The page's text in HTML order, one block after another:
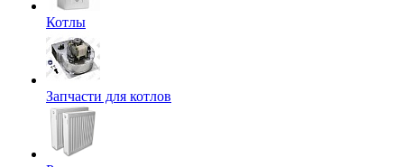
Котлы
Запчасти для котлов